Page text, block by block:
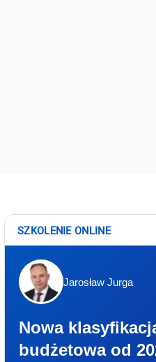
SZKOLENIE ONLINE
Jarosław Jurga
Nowa
budżetowa od